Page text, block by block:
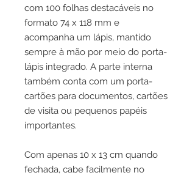
com 100 folhas destacáveis no
formato 74 x 118 mm e
acompanha um lápis, mantido
sempre à mão por meio do porta-
lápis integrado. A parte interna
também conta com um porta-
cartões para documentos, cartões
de visita ou pequenos papéis
importantes.
Com apenas 10 x 13 cm quando
fechada, cabe facilmente no